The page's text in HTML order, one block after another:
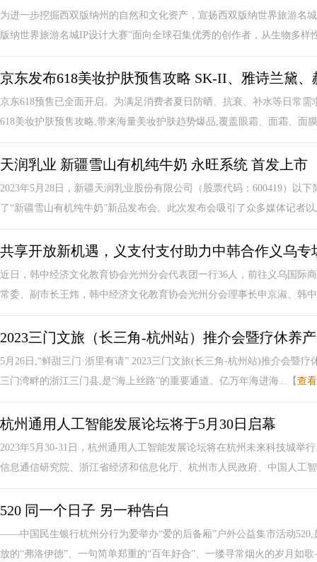
为进一步挖掘西双版纳州的自然和文化资产，宣扬西双版纳世界旅游名
版纳世界旅游名城IP设计大赛”面向全球召集优秀的创作者，从生物多样
京东发布618美妆护肤预售攻略 SK-II、雅诗兰黛
京东618预售已全面开启。为满足消费者夏日防晒、抗衰、补水等日常
618美妆护肤预售攻略,带来海量美妆护肤趋势爆品,覆盖眼霜、面霜、面
天润乳业 新疆雪山有机纯牛奶 永旺系统 首发上市
2023年5月28日，新疆天润乳业股份有限公司（股票代码：600419）以
了“新疆雪山有机纯牛奶”新品发布会。此次发布会吸引了众多媒体记者
共享开放新机遇，义支付支付助力中韩合作义乌专
近日，韩中经济文化教育协会光州分会代表团一行36人，前往义乌国际
常委、副市长王炜，韩中经济文化教育协会光州分会理事长申京淑、韩
2023三门文旅（长三角-杭州站）推介会暨疗休养
5月26日,“鲜甜三门·浙里有请” 2023三门文旅(长三角-杭州站)推介会暨
三门湾畔的浙江三门县,是“海上丝路”的重要通道。亿万年海进海...【 查
杭州通用人工智能发展论坛将于5月30日启幕
2023年5月30-31日，杭州通用人工智能发展论坛将在杭州未来科技城举
信息通信研究院、浙江省经济和信息化厅、杭州市人民政府、中国人工
520 同一个​日子 另一种告白
——中国民生银行杭州分行为爱举办“爱的后备厢”户外公益集市活动
放的“弗洛伊德”、一句简单郑重的“百年好合”、一缕寻常烟火的岁月如